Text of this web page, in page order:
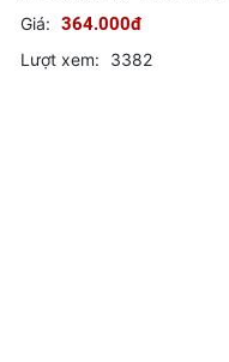
Giá: 364.000đ
Lượt xem: 3382